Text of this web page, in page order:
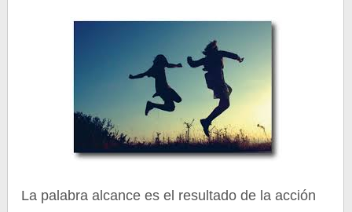
La palabra alcance es el resultado de la acción